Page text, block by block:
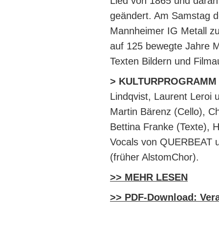
geändert. Am Samstag
Mannheimer IG Metall
auf 125 bewegte Jahre
Texten Bildern und
> KULTURPROGRAMM
Lindqvist, Laurent Leroi
Martin Bärenz (Cello),
Bettina Franke (Texte),
Vocals von QUERBEAT
(früher AlstomChor).
>> MEHR LESEN
>> PDF-Download: